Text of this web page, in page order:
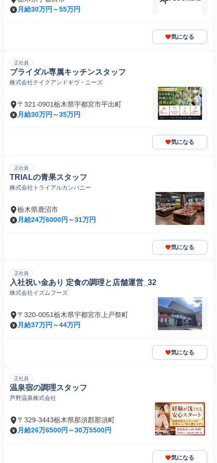
月給30万円～55万円
気になる
正社員
ブライダル専属キッチンスタッフ
株式会社テイクアンドギヴ・ニーズ
〒321-0901栃木県宇都宮市平出町
月給30万円～35万円
気になる
正社員
TRIALの青果スタッフ
株式会社トライアルカンパニー
栃木県鹿沼市
月給24万6000円～31万円
気になる
正社員
入社祝い金あり 定食の調理と店舗運営_32
株式会社イズムフーズ
〒320-0051栃木県宇都宮市上戸祭町
月給37万円～44万円
気になる
正社員
温泉宿の調理スタッフ
芦野温泉株式会社
〒329-3443栃木県那須郡那須町
月給26万6500円～30万5500円
気になる